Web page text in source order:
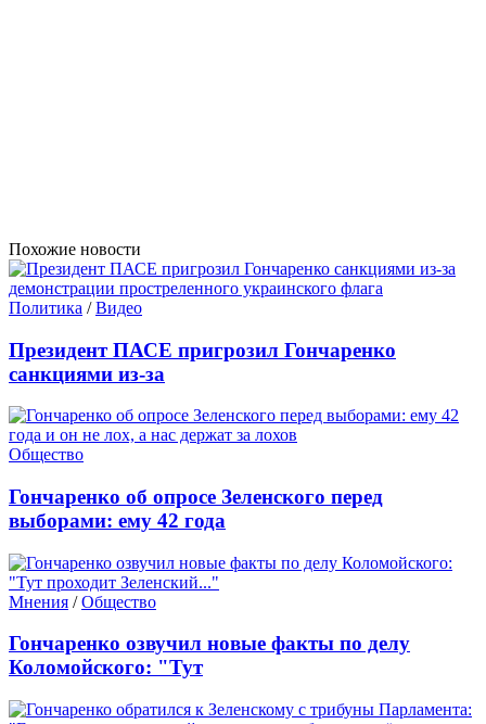
Похожие новости
Политика /Видео
Президент ПАСЕ пригрозил Гончаренко
санкциями из-за
Общество
Гончаренко об опросе Зеленского перед
выборами: ему 42 года
Мнения /Общество
Гончаренко озвучил новые факты по делу
Коломойского: "Тут